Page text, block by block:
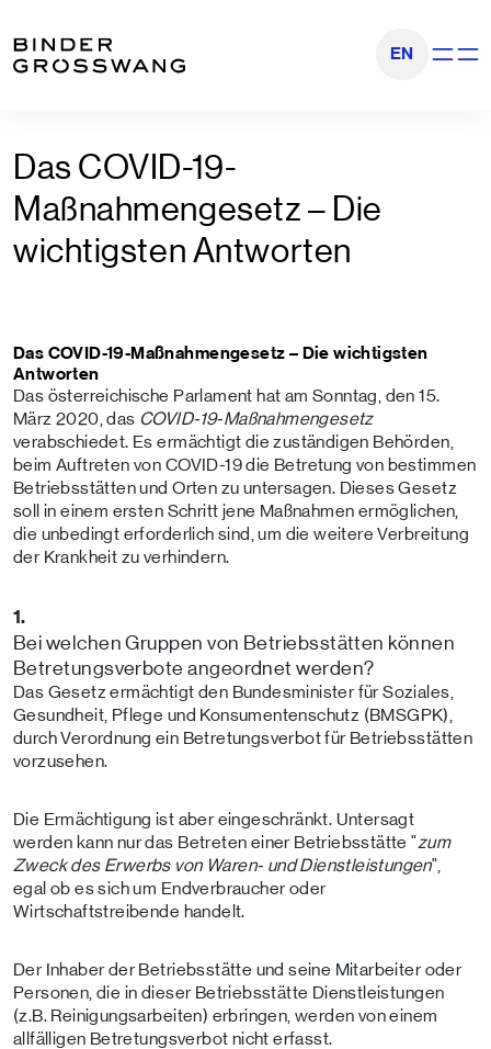
EN
Das COVID-19-
Maßnahmengesetz – Die
wichtigsten Antworten
Das COVID-19-Maßnahmengesetz – Die wichtigsten
Antworten
Das österreichische Parlament hat am Sonntag, den 15.
März 2020, das COVID-19-Maßnahmengesetz
verabschiedet. Es ermächtigt die zuständigen Behörden,
beim Auftreten von COVID-19 die Betretung von bestimmen
Betriebsstätten und Orten zu untersagen. Dieses Gesetz
soll in einem ersten Schritt jene Maßnahmen ermöglichen,
die unbedingt erforderlich sind, um die weitere Verbreitung
der Krankheit zu verhindern.
1.
Bei welchen Gruppen von Betriebsstätten können
Betretungsverbote angeordnet werden?
Das Gesetz ermächtigt den Bundesminister für Soziales,
Gesundheit, Pflege und Konsumentenschutz (BMSGPK),
durch Verordnung ein Betretungsverbot für Betriebsstätten
vorzusehen.
Die Ermächtigung ist aber eingeschränkt. Untersagt
werden kann nur das Betreten einer Betriebsstätte "zum
Zweck des Erwerbs von Waren- und Dienstleistungen",
egal ob es sich um Endverbraucher oder
Wirtschaftstreibende handelt.
Der Inhaber der Betriebsstätte und seine Mitarbeiter oder
Personen, die in dieser Betriebsstätte Dienstleistungen
(z.B. Reinigungsarbeiten) erbringen, werden von einem
allfälligen Betretungsverbot nicht erfasst.